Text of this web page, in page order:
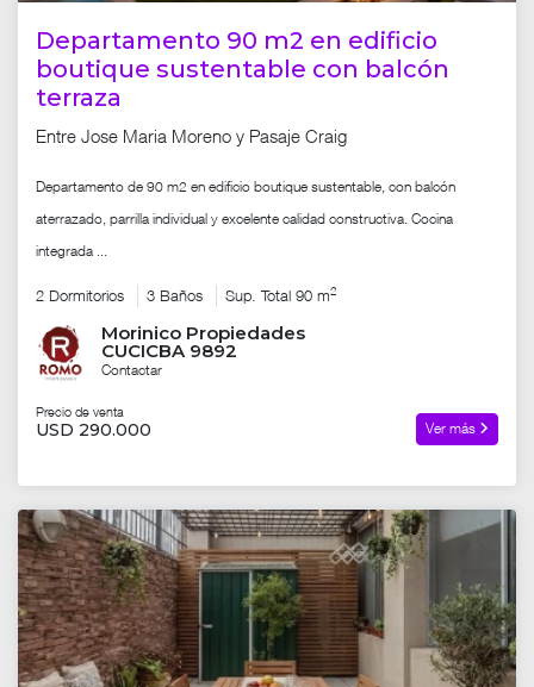
Departamento 90 m2 en edificio
boutique sustentable con balcón
terraza
Entre Jose Maria Moreno y Pasaje Craig
Departamento de 90 m2 en edificio boutique sustentable, con balcón
aterrazado, parrilla individual y excelente calidad constructiva. Cocina
integrada ...
2 Dormitorios 3 Baños Sup. Total 90 m2
Morinico Propiedades
CUCICBA 9892
Contactar
Precio de venta
USD 290.000 Ver más